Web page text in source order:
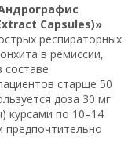
Capsules)»
респираторных
в ремиссии,
составе
старше 50
доза 30 мг
курсами по 10–14
предпочтительно